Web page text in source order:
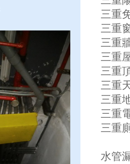
三重
三重
三重
三重
三重
三重
三重
三重
三重
水管